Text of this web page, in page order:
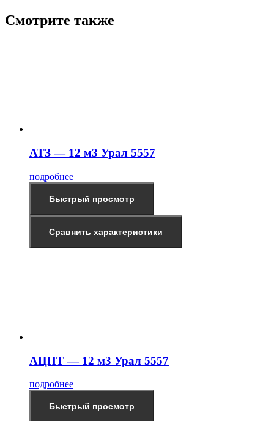
Смотрите также
АТЗ — 12 м3 Урал 5557
подробнее
Быстрый просмотр
Сравнить характеристики
АЦПТ — 12 м3 Урал 5557
подробнее
Быстрый просмотр